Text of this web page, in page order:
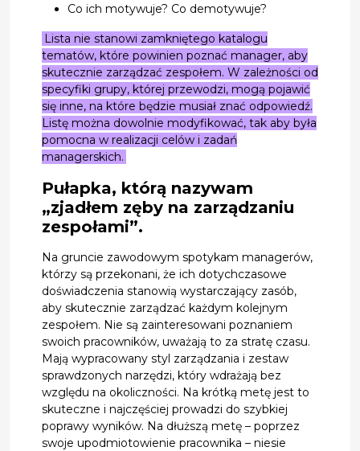
Co ich motywuje? Co demotywuje?
Lista nie stanowi zamkniętego katalogu
tematów, które powinien poznać manager, aby
skutecznie zarządzać zespołem. W zależności od
specyfiki grupy, której przewodzi, mogą pojawić
się inne, na które będzie musiał znać odpowiedź.
Listę można dowolnie modyfikować, tak aby była
pomocna w realizacji celów i zadań
managerskich.
Pułapka, którą nazywam
„zjadłem zęby na zarządzaniu
zespołami”.
Na gruncie zawodowym spotykam managerów,
którzy są przekonani, że ich dotychczasowe
doświadczenia stanowią wystarczający zasób,
aby skutecznie zarządzać każdym kolejnym
zespołem. Nie są zainteresowani poznaniem
swoich pracowników, uważają to za stratę czasu.
Mają wypracowany styl zarządzania i zestaw
sprawdzonych narzędzi, który wdrażają bez
względu na okoliczności. Na krótką metę jest to
skuteczne i najczęściej prowadzi do szybkiej
poprawy wyników. Na dłuższą metę – poprzez
swoje upodmiotowienie pracownika – niesie